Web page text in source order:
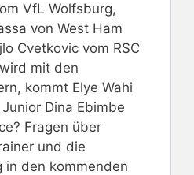
VfL Wolfsburg,
von West Ham
Cvetkovic vom RSC
mit den
kommt Elye Wahi
Dina Ebimbe
Fragen über
und die
in den kommenden